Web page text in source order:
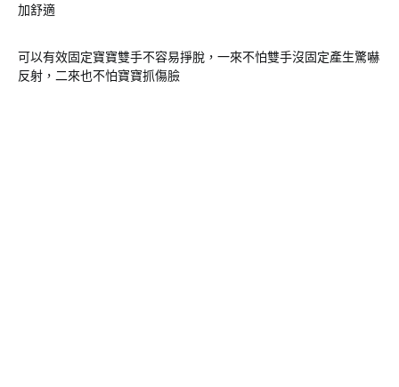
加舒適
可以有效固定寶寶雙手不容易掙脫，一來不怕雙手沒固定產生驚嚇
反射，二來也不怕寶寶抓傷臉